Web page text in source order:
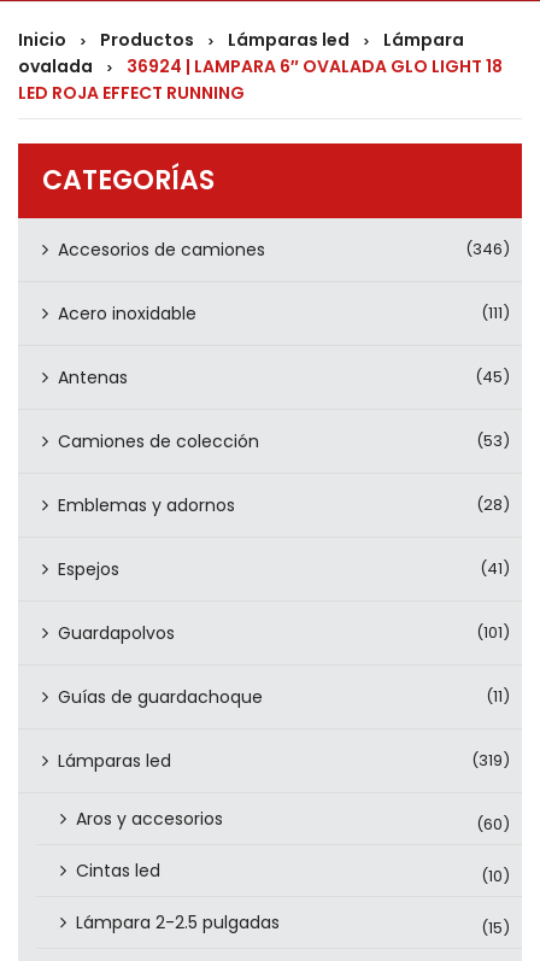
INICIO
QUIENES SOMOS
PRODUCTOS
CONTÁCTENOS
Inicio > Productos > Lámparas led >
Lámpara
ovalada
>
36924 | LAMPARA 6″ OVALADA GLO LIGHT 18
LED ROJA EFFECT RUNNING
CATEGORÍAS
Accesorios de camiones (346)
Acero inoxidable (111)
Antenas (45)
Camiones de colección (53)
Emblemas y adornos (28)
Espejos (41)
Guardapolvos (101)
Guías de guardachoque (11)
Lámparas led (319)
Aros y accesorios (60)
Cintas led (10)
Lámpara 2-2.5 pulgadas (15)